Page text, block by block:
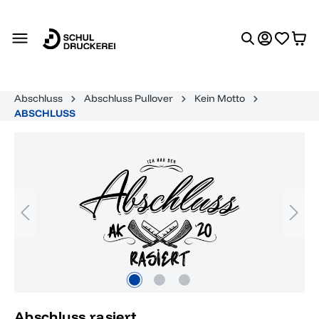
Abschluss Abschluss Pullover
Kein Motto
ABSCHLUSS